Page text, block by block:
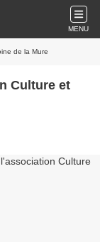
MENU
de la Mure